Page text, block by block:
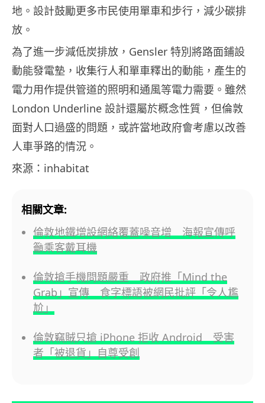
地。設計鼓勵更多市民使用單車和步行，減少碳排
放。
為了進一步減低炭排放，Gensler 特別將路面鋪設
動能發電墊，收集行人和單車釋出的動能，產生的
電力用作提供管道的照明和通風等電力需要。雖然
London Underline 設計還屬於概念性質，但倫敦
面對人口過盛的問題，或許當地政府會考慮以改善
人車爭路的情況。
來源：inhabitat
相關文章:
倫敦地鐵增設網絡覆蓋噪音增 海報宣傳呼
籲乘客戴耳機
倫敦搶手機問題嚴重 政府推「Mind the
Grab」宣傳 食字標語被網民批評「令人尷
尬」
倫敦竊賊只搶 iPhone 拒收 Android 受害
者「被退貨」自尊受創